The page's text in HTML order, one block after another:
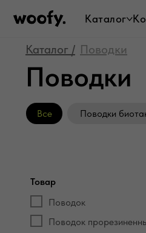
Каталог
Поводки
Каталог /
Поводки
Все Поводки
Товар
Поводок
Поводок